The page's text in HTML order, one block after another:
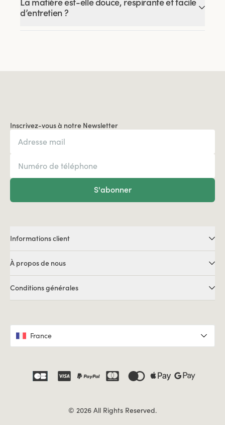
d’entretien ?
Inscrivez-vous à notre Newsletter
S'abonner
© 2026 All Rights Reserved.
Informations client
À propos de nous
Conditions générales
France